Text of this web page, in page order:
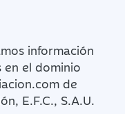
información
en el dominio
de
E.F.C., S.A.U.